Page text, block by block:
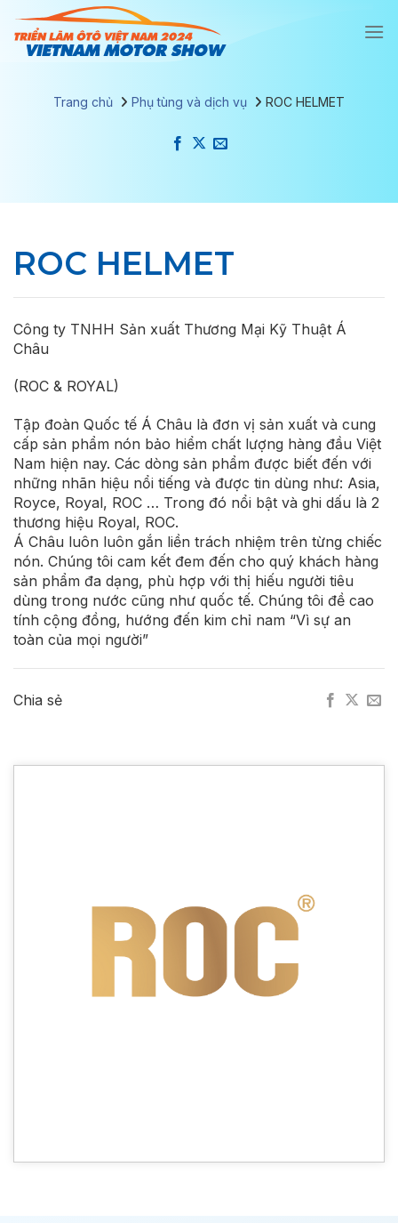
đến
Trang chủ Phụ tùng và dịch vụ ROC HELMET
ROC HELMET
Công ty TNHH Sản xuất Thương Mại Kỹ Thuật Á
Châu
(ROC & ROYAL)
Tập đoàn Quốc tế Á Châu là đơn vị sản xuất và cung
cấp sản phẩm nón bảo hiểm chất lượng hàng đầu Việt
Nam hiện nay. Các dòng sản phẩm được biết đến với
những nhãn hiệu nổi tiếng và được tin dùng như: Asia,
Royce, Royal, ROC … Trong đó nổi bật và ghi dấu là 2
thương hiệu Royal, ROC.
Á Châu luôn luôn gắn liền trách nhiệm trên từng chiếc
nón. Chúng tôi cam kết đem đến cho quý khách hàng
sản phẩm đa dạng, phù hợp với thị hiếu người tiêu
dùng trong nước cũng như quốc tế. Chúng tôi đề cao
tính cộng đồng, hướng đến kim chỉ nam “Vì sự an
toàn của mọi người”
Chia sẻ